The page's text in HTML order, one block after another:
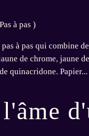
Pas à pas )
à pas qui combine
de chrome, jaune
quinacridone. Papier...